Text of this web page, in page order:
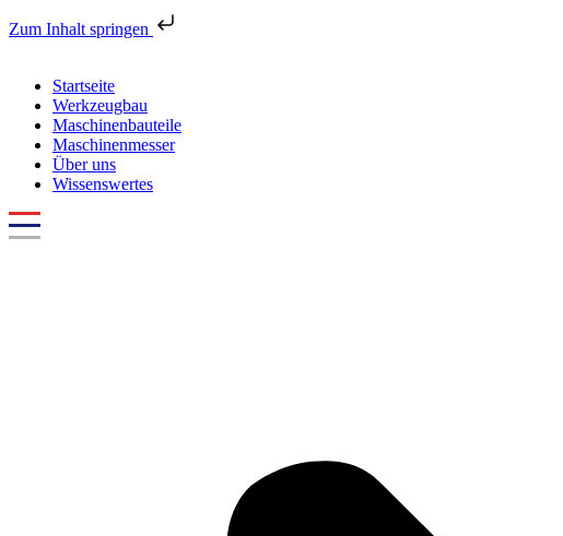
Zum Inhalt springen
Startseite
Werkzeugbau
Maschinenbauteile
Maschinenmesser
Über uns
Wissenswertes